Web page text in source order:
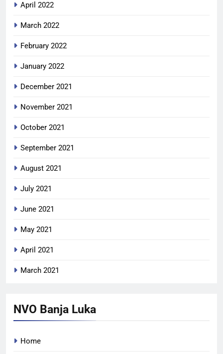
April 2022
March 2022
February 2022
January 2022
December 2021
November 2021
October 2021
September 2021
August 2021
July 2021
June 2021
May 2021
April 2021
March 2021
NVO Banja Luka
Home